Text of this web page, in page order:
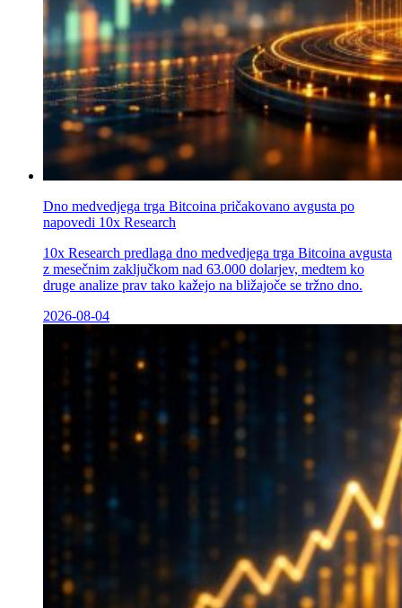
Dno medvedjega trga Bitcoina pričakovano avgusta po
napovedi 10x Research
10x Research predlaga dno medvedjega trga Bitcoina avgusta
z mesečnim zaključkom nad 63.000 dolarjev, medtem ko
druge analize prav tako kažejo na bližajoče se tržno dno.
2026-08-04